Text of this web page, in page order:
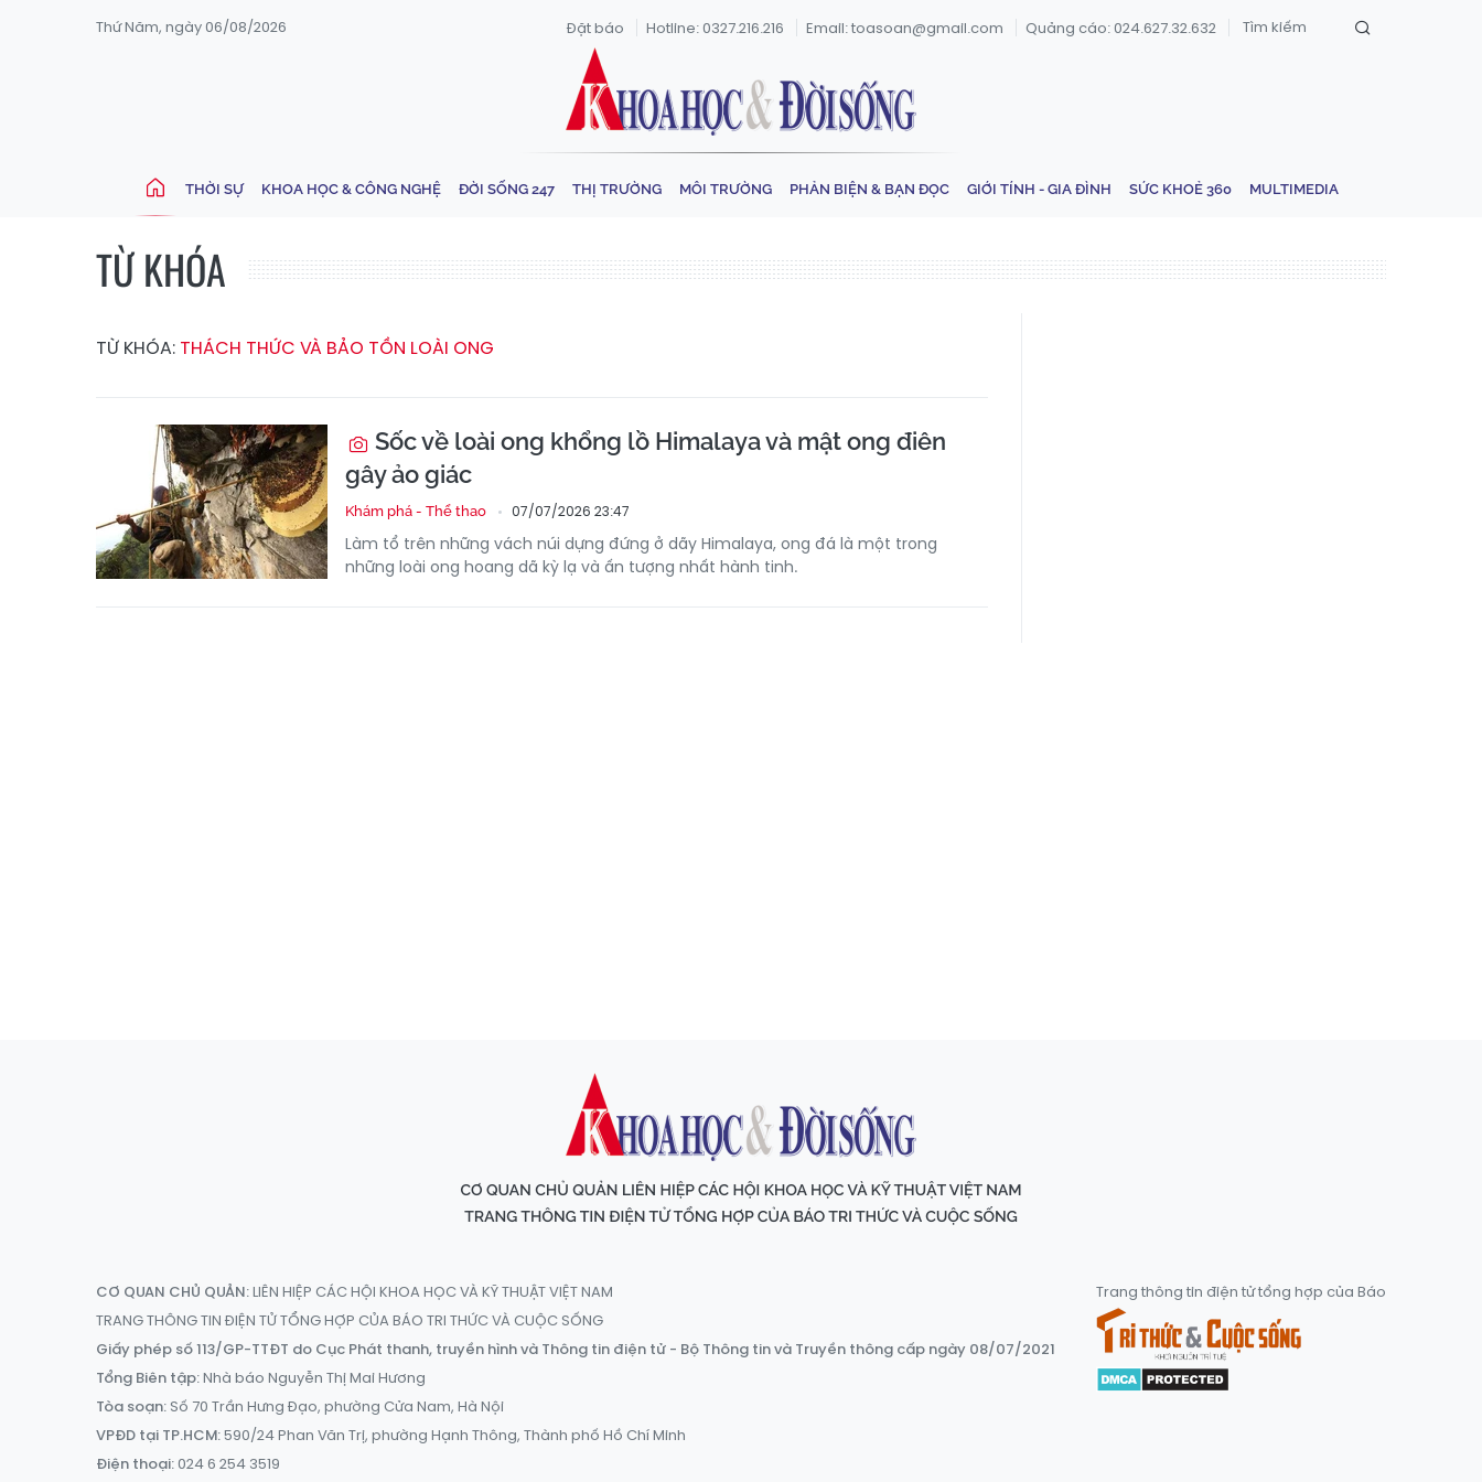
Thứ Năm, ngày 06/08/2026 Đặt báo Hotline: 0327.216.216 Email: toasoan@gmail.com Quảng cáo: 024.627.32.632
THỜI SỰ KHOA HỌC & CÔNG NGHỆ ĐỜI SỐNG 247 THỊ TRƯỜNG MÔI TRƯỜNG PHẢN BIỆN & BẠN ĐỌC GIỚI TÍNH - GIA ĐÌNH SỨC KHOẺ 360 MULTIMEDIA
TỪ KHÓA
TỪ KHÓA: THÁCH THỨC VÀ BẢO TỒN LOÀI ONG
Sốc về loài ong khổng lồ Himalaya và mật ong điên
gây ảo giác
Khám phá - Thể thao 07/07/2026 23:47
Làm tổ trên những vách núi dựng đứng ở dãy Himalaya, ong đá là một trong
những loài ong hoang dã kỳ lạ và ấn tượng nhất hành tinh.
CƠ QUAN CHỦ QUẢN:LIÊN HIỆP CÁC HỘI KHOA HỌC VÀ KỸ THUẬT VIỆT NAM
TRANG THÔNG TIN ĐIỆN TỬ TỔNG HỢP CỦA BÁO TRI THỨC VÀ CUỘC SỐNG
Giấy phép số 113/GP-TTĐT do Cục Phát thanh, truyền hình và Thông tin điện tử - Bộ Thông tin và Truyền thông cấp ngày 08/07/2021
Tổng Biên tập:Nhà báo Nguyễn Thị Mai Hương
Tòa soạn:Số 70 Trần Hưng Đạo, phường Cửa Nam, Hà Nội
VPĐD tại TP.HCM:590/24 Phan Văn Trị, phường Hạnh Thông, Thành phố Hồ Chí Minh
Điện thoại:024 6 254 3519
Trang thông tin điện tử tổng hợp của Báo